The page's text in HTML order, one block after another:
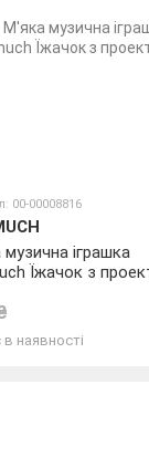
00-00008816
іграшка
Їжачок з
наявності